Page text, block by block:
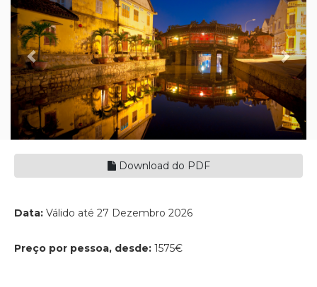
Download do PDF
Data: Válido até 27 Dezembro 2026
Preço por pessoa, desde: 1575€